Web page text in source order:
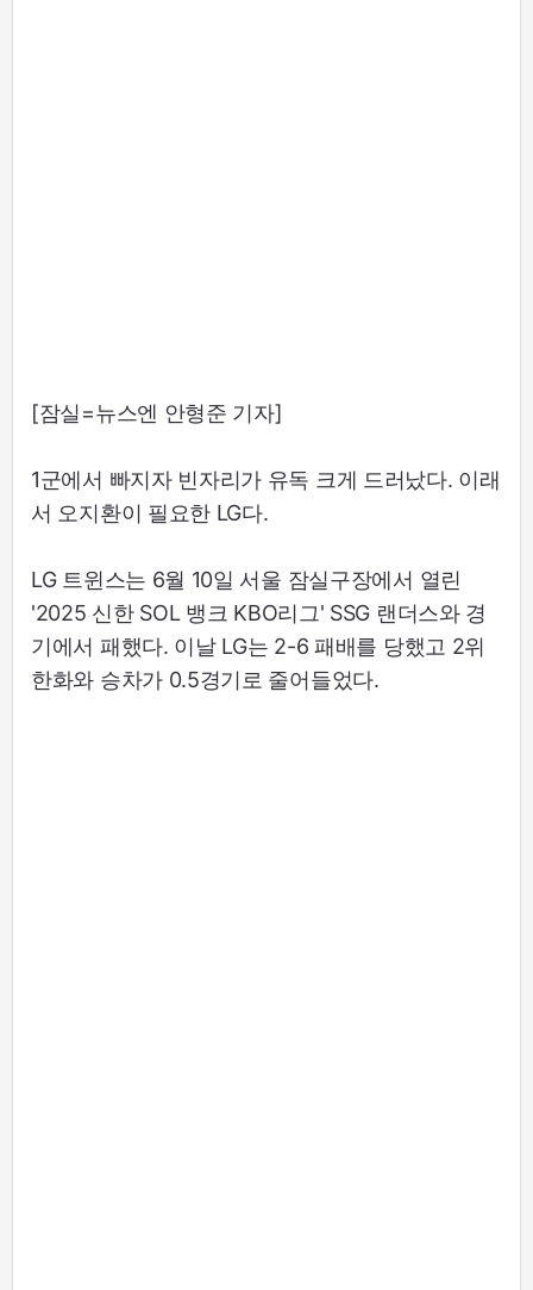
[잠실=뉴스엔 안형준 기자]
1군에서 빠지자 빈자리가 유독 크게 드러났다. 이래
서 오지환이 필요한 LG다.
LG 트윈스는 6월 10일 서울 잠실구장에서 열린
'2025 신한 SOL 뱅크 KBO리그' SSG 랜더스와 경
기에서 패했다. 이날 LG는 2-6 패배를 당했고 2위
한화와 승차가 0.5경기로 줄어들었다.